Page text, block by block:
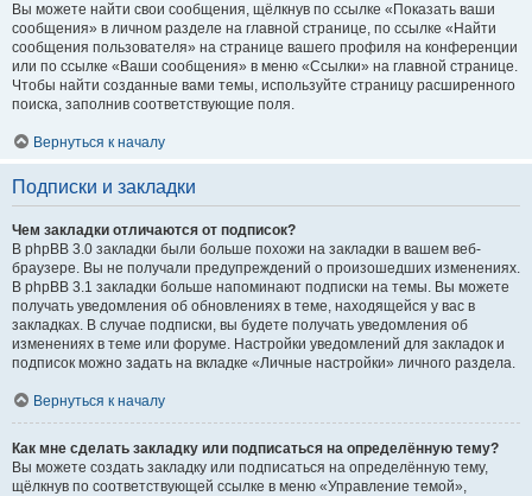
Вы можете найти свои сообщения, щёлкнув по ссылке «Показать ваши
сообщения» в личном разделе на главной странице, по ссылке «Найти
сообщения пользователя» на странице вашего профиля на конференции
или по ссылке «Ваши сообщения» в меню «Ссылки» на главной странице.
Чтобы найти созданные вами темы, используйте страницу расширенного
поиска, заполнив соответствующие поля.
Вернуться к началу
Подписки и закладки
Чем закладки отличаются от подписок?
В phpBB 3.0 закладки были больше похожи на закладки в вашем веб-
браузере. Вы не получали предупреждений о произошедших изменениях.
В phpBB 3.1 закладки больше напоминают подписки на темы. Вы можете
получать уведомления об обновлениях в теме, находящейся у вас в
закладках. В случае подписки, вы будете получать уведомления об
изменениях в теме или форуме. Настройки уведомлений для закладок и
подписок можно задать на вкладке «Личные настройки» личного раздела.
Вернуться к началу
Как мне сделать закладку или подписаться на определённую тему?
Вы можете создать закладку или подписаться на определённую тему,
щёлкнув по соответствующей ссылке в меню «Управление темой»,